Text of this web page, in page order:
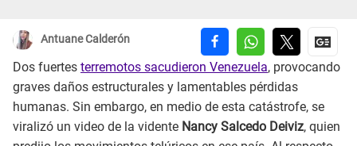
Antuane Calderón
Dos fuertes terremotos sacudieron Venezuela, provocando
graves daños estructurales y lamentables pérdidas
humanas. Sin embargo, en medio de esta catástrofe, se
viralizó un video de la vidente Nancy Salcedo Deiviz, quien